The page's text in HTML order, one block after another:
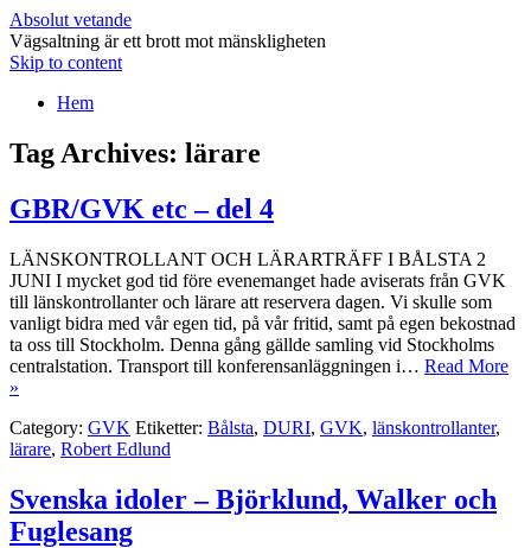
Absolut vetande
Vägsaltning är ett brott mot mänskligheten
Skip to content
Hem
Tag Archives: lärare
GBR/GVK etc – del 4
LÄNSKONTROLLANT OCH LÄRARTRÄFF I BÅLSTA 2
JUNI I mycket god tid före evenemanget hade aviserats från GVK
till länskontrollanter och lärare att reservera dagen. Vi skulle som
vanligt bidra med vår egen tid, på vår fritid, samt på egen bekostnad
ta oss till Stockholm. Denna gång gällde samling vid Stockholms
centralstation. Transport till konferensanläggningen i… Read More
»
Category: GVK Etiketter: Bålsta, DURI, GVK, länskontrollanter,
lärare, Robert Edlund
Svenska idoler – Björklund, Walker och
Fuglesang